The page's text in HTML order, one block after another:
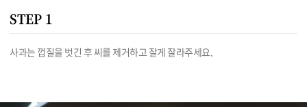
STEP 1
사과는 껍질을 벗긴 후 씨를 제거하고 잘게 잘라주세요.